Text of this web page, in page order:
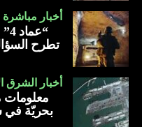
أخبار مباشرة
تطرح
أخبار الشرق
معلومات
بحريّة في